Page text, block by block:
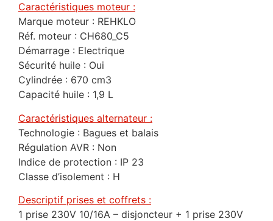
Caractéristiques moteur :
Marque moteur : REHKLO
Réf. moteur : CH680_C5
Démarrage : Electrique
Sécurité huile : Oui
Cylindrée : 670 cm3
Capacité huile : 1,9 L
Caractéristiques alternateur :
Technologie : Bagues et balais
Régulation AVR : Non
Indice de protection : IP 23
Classe d’isolement : H
Descriptif prises et coffrets :
1 prise 230V 10/16A – disjoncteur + 1 prise 230V